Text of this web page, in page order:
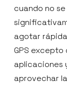
cuando no
agotar
GPS
aplicaciones
aprovechar